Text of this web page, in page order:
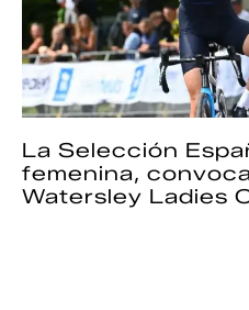
La Selección
femenina,
Watersley Ladies